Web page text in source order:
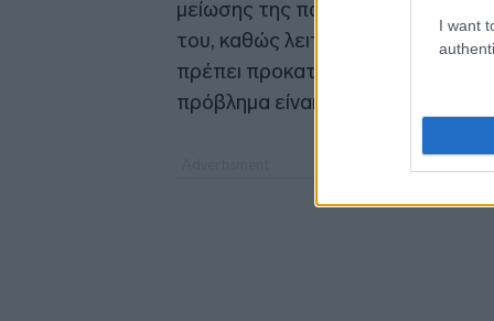
I want
μείωσης της παροχής του, όσο
του, καθώς λειτουργεί ως
πρέπει προκαταβολικά να
πρόβλημα είναι αλληλένδετα